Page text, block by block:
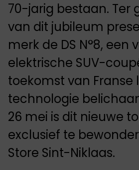
70-jarig bestaan. Ter
van dit jubileum
merk de DS N°8, een
elektrische SUV-
toekomst van Franse
technologie
26 mei is dit nieuwe
exclusief te
Store Sint-Niklaas.​